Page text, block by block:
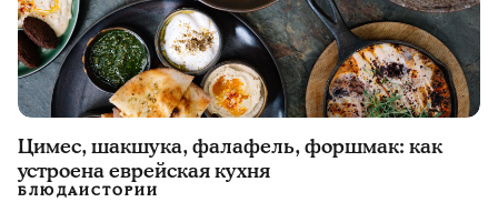
Цимес, шакшука, фалафель, форшмак: как
устроена еврейская кухня
БЛЮДАИСТОРИИ